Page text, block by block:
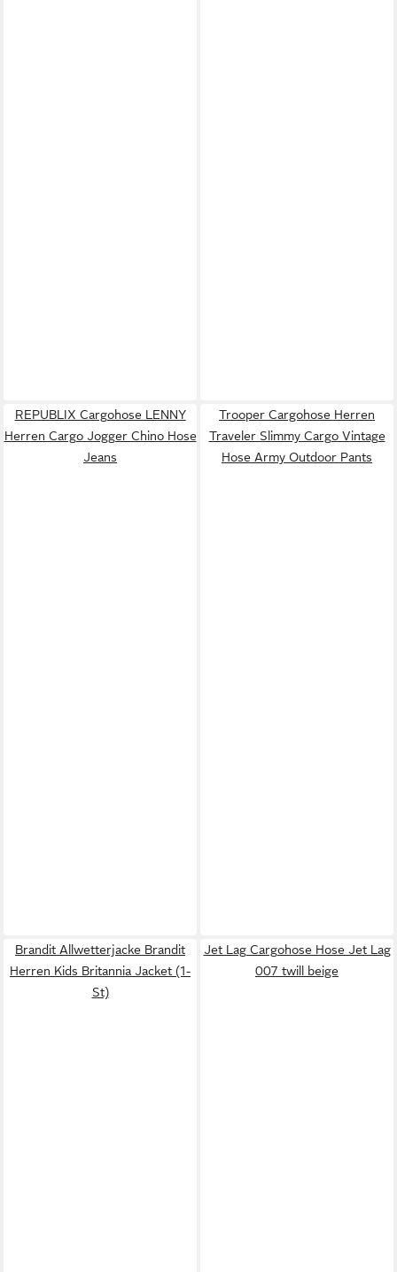
REPUBLIX Cargohose LENNY
Herren Cargo Jogger Chino Hose
Jeans
Trooper Cargohose Herren
Traveler Slimmy Cargo Vintage
Hose Army Outdoor Pants
Brandit Allwetterjacke Brandit
Herren Kids Britannia Jacket (1-
St)
Jet Lag Cargohose Hose Jet Lag
007 twill beige